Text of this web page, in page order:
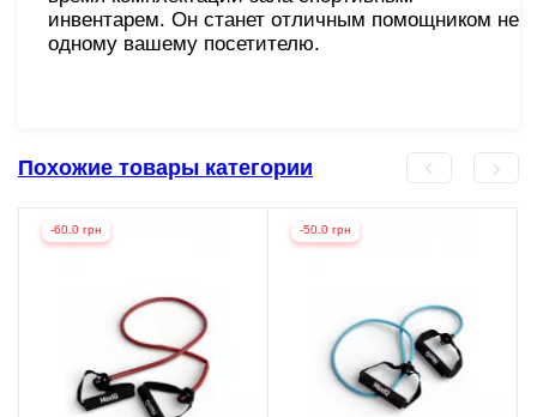
инвентарем. Он станет отличным помощником не
одному вашему посетителю.
Похожие товары категории
-60.0 грн -50.0 грн